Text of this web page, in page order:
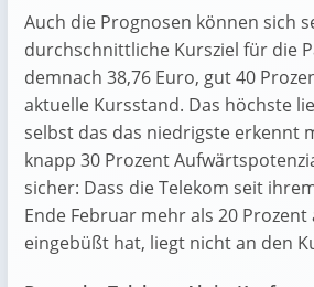
Auch die Prognosen können sich
durchschnittliche Kursziel für die
demnach 38,76 Euro, gut 40
aktuelle Kursstand. Das höchste
selbst das das niedrigste erkennt
knapp 30 Prozent
sicher: Dass die Telekom seit
Ende Februar mehr als 20
eingebüßt hat, liegt nicht an den